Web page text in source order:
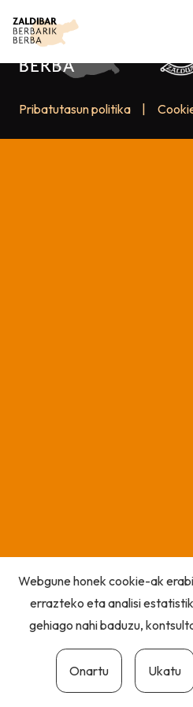
Pribatutasun politika
Webgune honek cookie-ak
errazteko eta analisi
gehiago nahi baduzu,
Onartu Ukatu